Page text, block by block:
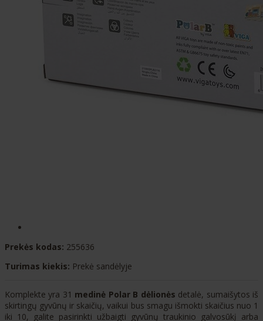
Prekės kodas: 255636
Turimas kiekis: Prekė sandėlyje
Komplekte yra 31 medinė Polar B dėlionės detalė, sumaišytos iš
skirtingų gyvūnų ir skaičių, vaikui bus smagu išmokti skaičius nuo 1
iki 10, galite pasirinkti užbaigti gyvūnų traukinio galvosūkį arba